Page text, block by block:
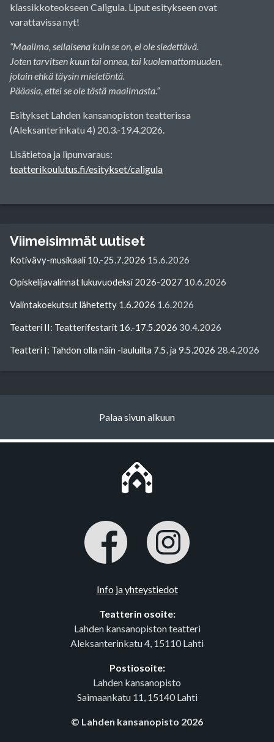
klassikkoteokseen Caligula. Liput esitykseen ovat
varattavissa nyt!
“Maailma, sellaisena kuin se on, ei ole siedettävä.
Joten tarvitsen kuun tai onnea, tai kuolemattomuuden,
jotain ehkä täysin mieletöntä.
Pääasia, ettei se ole tästä maailmasta.”
Esitykset Lahden kansanopiston teatterissa
(Aleksanterinkatu 4) 20.3.-19.4.2026.
Lisätietoa ja lipunvaraus:
teatterikoulutus.fi/esitykset/caligula
Viimeisimmät uutiset
Kotivävy-musikaali 10.-25.7.2026 15.6.2026
Opiskelijavalinnat lukuvuodeksi 2026-2027 10.6.2026
Valintakoekutsut lähetetty 1.6.2026 1.6.2026
Teatteri II: Teatterifestarit 16.-17.5.2026 30.4.2026
Teatteri I: Tahdon olla näin -lauluilta 7.5. ja 9.5.2026 28.4.2026
Palaa sivun alkuun
Info ja yhteystiedot
Teatterin osoite:
Lahden kansanopiston teatteri
Aleksanterinkatu 4, 15110 Lahti
Postiosoite:
Lahden kansanopisto
Saimaankatu 11, 15140 Lahti
© Lahden kansanopisto 2026